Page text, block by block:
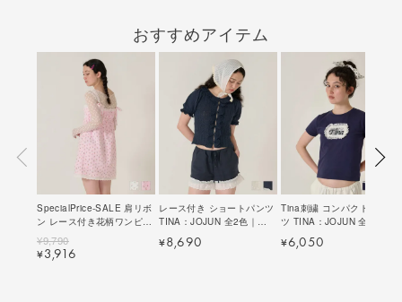
おすすめアイテム
SpecialPrice-SALE 肩リボ
ン レース付き花柄ワンピー
tnj321-1069【2】
¥9,790
¥3,916
レース付き ショートパンツ
TINA：JOJUN 全2色｜
¥8,690
Tina刺繍 コンパクトTシャ
ツ TINA：JOJUN 全3色｜
¥6,050